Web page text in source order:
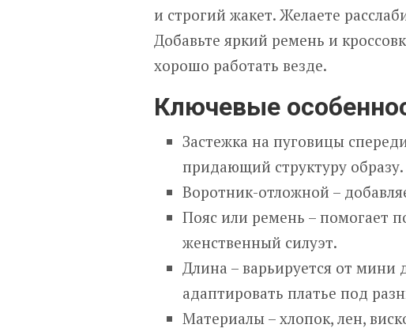
и строгий жакет. Желаете
Добавьте яркий ремень и
хорошо работать везде.
Ключевые
Застежка на пуговицы
придающий структуру образу.
Воротник-отложной –
Пояс или ремень – помогает
женственный силуэт.
Длина – варьируется от мини
адаптировать платье под
Материалы – хлопок, лен,